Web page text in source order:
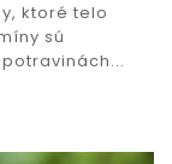
ktoré telo
sú